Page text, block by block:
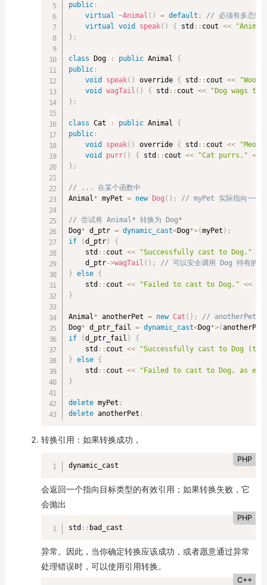
public:
virtual ~Animal ( ) = default ;
// 必须有多态性
virtual void speak( ) { std :: cout <<
} ;
class Dog : public Animal
{
public:
void
speak( ) override { std :: cout <<
void
wagTail ( ) { std :: cout <<
"Dog wags
} ;
class Cat : public Animal
{
public:
void
speak( ) override { std :: cout <<
void
purr( ) { std :: cout << "Cat purrs." <<
} ;
// ... 在某个函数中
Animal* myPet = new Dog ( ) ; // myPet 实际指向一个
// 尝试将 Animal* 转换为 Dog*
Dog* d_ptr = dynamic_cast<Dog*>(myPet ) ;
if
(d_ptr)
{
    std
:: cout << "Successfully cast to Dog."
    d_ptr
->wagTail ( ) ;
// 可以安全调用 Dog 特有的方
} else
{
    std
:: cout << "Failed to cast to Dog." <<
}
Animal* anotherPet = new Cat ( ) ;
// anotherPet 实
Dog* d_ptr_fail = dynamic_cast<Dog*>(anotherPet
if
(d_ptr_fail )
{
    std
:: cout <<
"Successfully cast to Dog
} else
{
    std
:: cout <<
"Failed to cast to Dog, as
}
delete myPet ;
delete anotherPet ;
转换引用：如果转换成功，
PHP
dynamic_cast
会返回一个指向目标类型的有效引用；如果转换失败，它
会抛出
PHP
std :: bad_cast
异常。因此，当你确定转换应该成功，或者愿意通过异常
处理错误时，可以使用引用转换。
C++